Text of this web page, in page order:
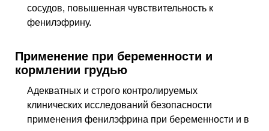
сосудов, повышенная чувствительность к
фенилэфрину.
Применение при беременности и
кормлении грудью
Адекватных и строго контролируемых
клинических исследований безопасности
применения фенилэфрина при беременности и в